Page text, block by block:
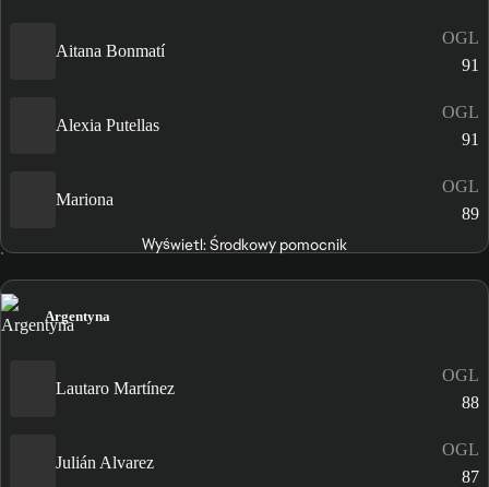
Aitana Bonmatí
OGL
91
Alexia Putellas
OGL
91
Mariona
OGL
89
Wyświetl: Środkowy pomocnik
Argentyna
Lautaro Martínez
OGL
88
Julián Alvarez
OGL
87